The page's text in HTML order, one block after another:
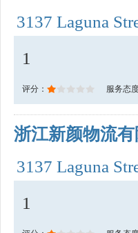
3137 Laguna
1
评分： 服务态
浙江新颜物流有
3137 Laguna
1